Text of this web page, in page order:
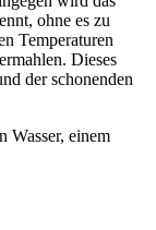
ohne es zu
Temperaturen
Dieses
der schonenden
Wasser, einem